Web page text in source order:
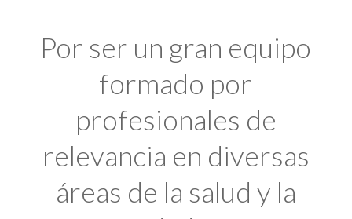
Por ser un gran equipo
formado por
profesionales de
relevancia en diversas
áreas de la salud y la